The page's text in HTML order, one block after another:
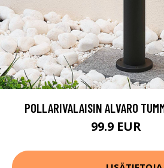
POLLARIVALAISIN ALVARO
99.9 EUR